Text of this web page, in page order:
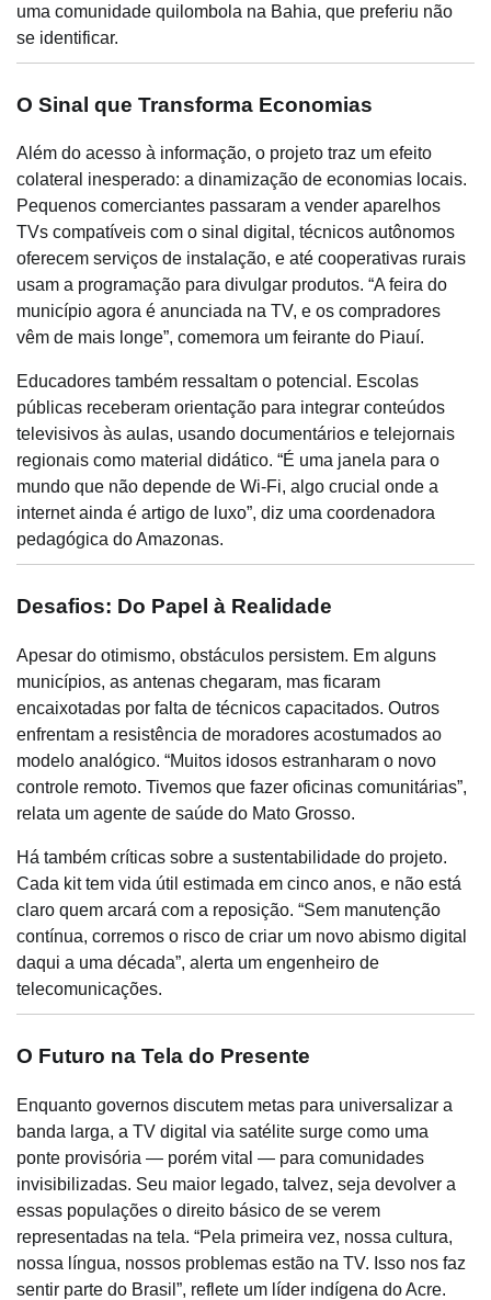
uma comunidade quilombola na Bahia, que preferiu não
se identificar.
O Sinal que Transforma Economias
Além do acesso à informação, o projeto traz um efeito
colateral inesperado: a dinamização de economias locais.
Pequenos comerciantes passaram a vender aparelhos
TVs compatíveis com o sinal digital, técnicos autônomos
oferecem serviços de instalação, e até cooperativas rurais
usam a programação para divulgar produtos. “A feira do
município agora é anunciada na TV, e os compradores
vêm de mais longe”, comemora um feirante do Piauí.
Educadores também ressaltam o potencial. Escolas
públicas receberam orientação para integrar conteúdos
televisivos às aulas, usando documentários e telejornais
regionais como material didático. “É uma janela para o
mundo que não depende de Wi-Fi, algo crucial onde a
internet ainda é artigo de luxo”, diz uma coordenadora
pedagógica do Amazonas.
Desafios: Do Papel à Realidade
Apesar do otimismo, obstáculos persistem. Em alguns
municípios, as antenas chegaram, mas ficaram
encaixotadas por falta de técnicos capacitados. Outros
enfrentam a resistência de moradores acostumados ao
modelo analógico. “Muitos idosos estranharam o novo
controle remoto. Tivemos que fazer oficinas comunitárias”,
relata um agente de saúde do Mato Grosso.
Há também críticas sobre a sustentabilidade do projeto.
Cada kit tem vida útil estimada em cinco anos, e não está
claro quem arcará com a reposição. “Sem manutenção
contínua, corremos o risco de criar um novo abismo digital
daqui a uma década”, alerta um engenheiro de
telecomunicações.
O Futuro na Tela do Presente
Enquanto governos discutem metas para universalizar a
banda larga, a TV digital via satélite surge como uma
ponte provisória — porém vital — para comunidades
invisibilizadas. Seu maior legado, talvez, seja devolver a
essas populações o direito básico de se verem
representadas na tela. “Pela primeira vez, nossa cultura,
nossa língua, nossos problemas estão na TV. Isso nos faz
sentir parte do Brasil”, reflete um líder indígena do Acre.